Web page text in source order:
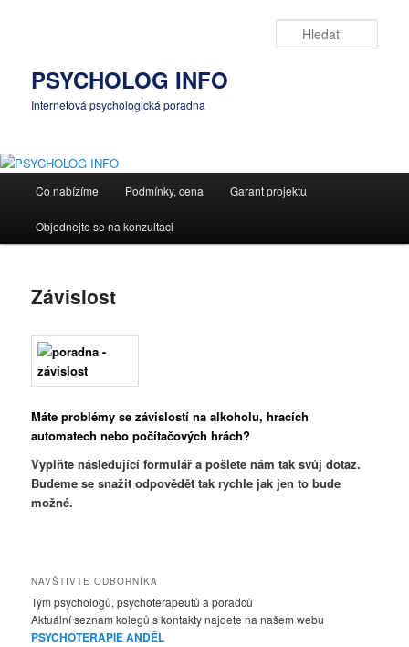
PSYCHOLOG INFO
Internetová psychologická poradna
navigační
Co nabízíme Podmínky, cena Garant projektu
Objednejte se na konzultaci
Závislost
Máte problémy se závislostí na alkoholu, hracích
automatech nebo počítačových hrách?
Vyplňte následující formulář a pošlete nám tak svůj dotaz.
Budeme se snažit odpovědět tak rychle jak jen to bude
možné.
NAVŠTIVTE ODBORNÍKA
Tým psychologů, psychoterapeutů a poradců
Aktuální seznam kolegů s kontakty najdete na našem webu
PSYCHOTERAPIE ANDĚL